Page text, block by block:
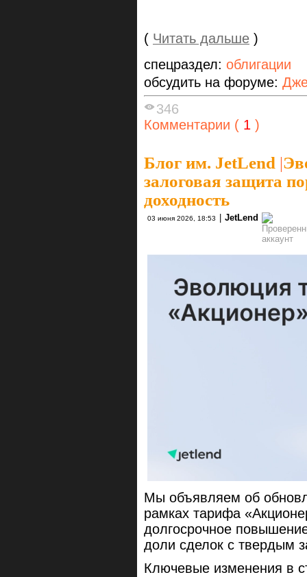
( Читать дальше )
спецраздел: облигации
обсудить на форуме:
346
Комментарии ( 1 )
Блог им. JetLend |
залоговая защита
доходность
03 июня 2026, 18:53 | JetLend
Мы объявляем об
рамках тарифа
долгосрочное
доли сделок с твердым
Ключевые изменения в